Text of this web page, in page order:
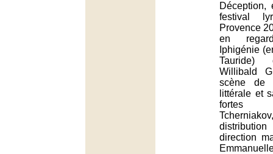
Déception,
festival
Provence
en
Iphigénie
Tauride)
Willibald
scène de
littérale et
fortes
direction